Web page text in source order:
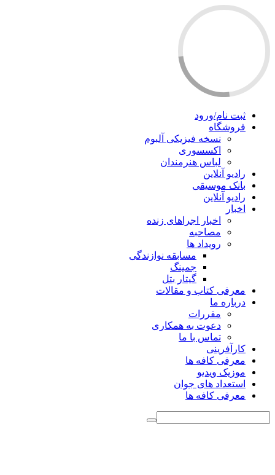
ثبت نام/ورود
فروشگاه
نسخه فیزیکی آلبوم
اکسسوری
لباس هنرمندان
رادیو آنلاین
بانک موسیقی
رادیو آنلاین
اخبار
اخبار اجراهای زنده
مصاحبه
رویداد ها
مسابقه نوازندگی
جمینگ
گیتار بتل
معرفی کتاب و مقالات
درباره ما
مقررات
دعوت به همکاری
تماس با ما
کارآفرینی
معرفی کافه ها
موزیک ویدیو
استعداد های جوان
معرفی کافه ها